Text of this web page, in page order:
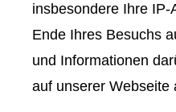
insbesondere Ihre IP-
Ende Ihres Besuchs
und Informationen
auf unserer Webseite